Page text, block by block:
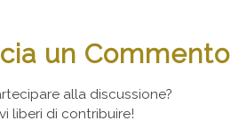
un Commento
alla discussione?
liberi di contribuire!